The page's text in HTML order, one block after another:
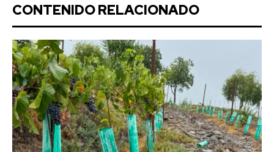
CONTENIDO RELACIONADO